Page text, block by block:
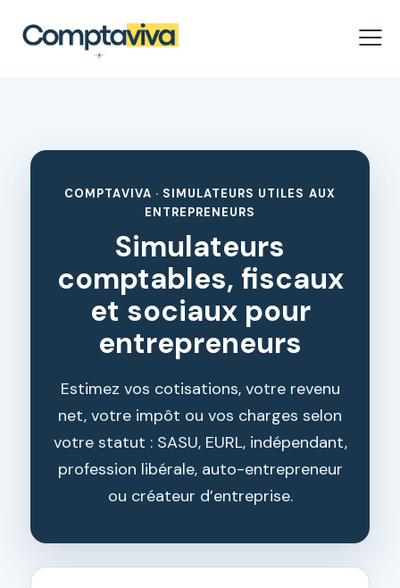
COMPTAVIVA · SIMULATEURS UTILES AUX
ENTREPRENEURS
Simulateurs
comptables, fiscaux
et sociaux pour
entrepreneurs
Estimez vos cotisations, votre revenu
net, votre impôt ou vos charges selon
votre statut : SASU, EURL, indépendant,
profession libérale, auto-entrepreneur
ou créateur d’entreprise.